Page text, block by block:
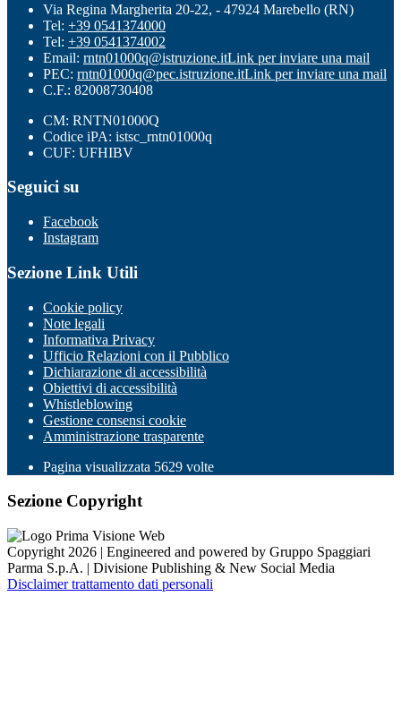
Via Regina Margherita 20-22, - 47924 Marebello (RN)
Tel: +39 0541374000
Tel: +39 0541374002
Email: rntn01000q@istruzione.itLink per inviare una mail
PEC: rntn01000q@pec.istruzione.itLink per inviare una mail
C.F.: 82008730408
CM: RNTN01000Q
Codice iPA: istsc_rntn01000q
CUF: UFHIBV
Seguici su
Facebook
Instagram
Sezione Link Utili
Cookie policy
Note legali
Informativa Privacy
Ufficio Relazioni con il Pubblico
Dichiarazione di accessibilità
Obiettivi di accessibilità
Whistleblowing
Gestione consensi cookie
Amministrazione trasparente
Pagina visualizzata 5629 volte
Sezione Copyright
Copyright 2026 | Engineered and powered by Gruppo Spaggiari
Parma S.p.A. | Divisione Publishing & New Social Media
Disclaimer trattamento dati personali